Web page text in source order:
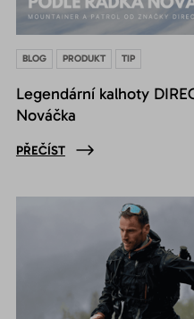
BLOG PRODUKT TIP
Legendární kalhoty
Nováčka
PŘEČÍST